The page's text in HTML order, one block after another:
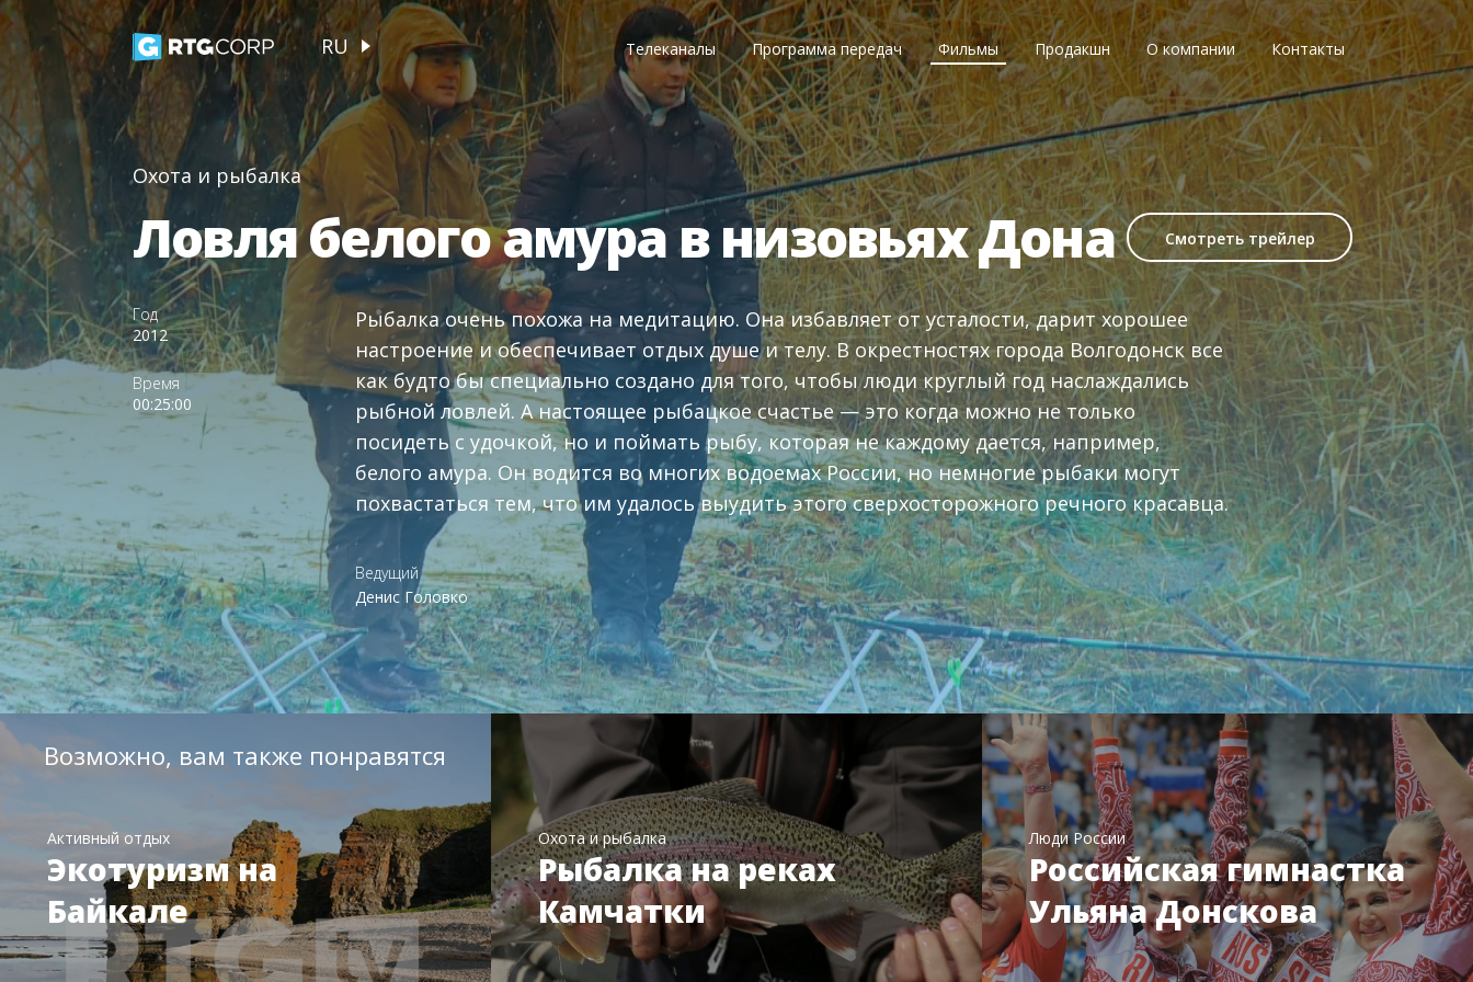
RU Телеканалы Программа передач Фильмы Продакшн О компании Контакты
Охота и рыбалка
Ловля белого амура в низовьях Дона Смотреть трейлер
Год
2012
Время
00:25:00
Рыбалка очень похожа на медитацию. Она избавляет от усталости, дарит хорошее
настроение и обеспечивает отдых душе и телу. В окрестностях города Волгодонск все
как будто бы специально создано для того, чтобы люди круглый год наслаждались
рыбной ловлей. А настоящее рыбацкое счастье — это когда можно не только
посидеть с удочкой, но и поймать рыбу, которая не каждому дается, например,
белого амура. Он водится во многих водоемах России, но немногие рыбаки могут
похвастаться тем, что им удалось выудить этого сверхосторожного речного красавца.
Ведущий
Денис Головко
Возможно, вам также понравятся
Активный отдых
Экотуризм на
Байкале
Охота и рыбалка
Рыбалка на реках
Камчатки
Люди России
Российская гимнастка
Ульяна Донскова